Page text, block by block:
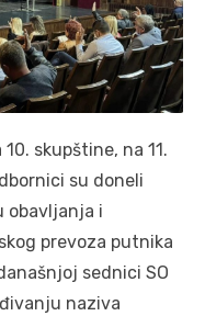
skupštine, na 11.
su doneli
obavljanja i
prevoza putnika
sednici SO
naziva